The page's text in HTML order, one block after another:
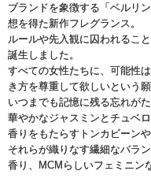
ブランドを象徴する「ベルリ
想を得た新作フレグランス。
ルールや先入観に囚われるこ
誕生しました。
すべての女性たちに、可能性
き方を尊重して欲しいという
いつまでも記憶に残る忘れがた
華やかなジャスミンとチュベ
香りをもたらすトンカビーン
それらが織りなす繊細なバラ
香り、MCMらしいフェミニン